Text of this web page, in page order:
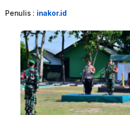
Penulis : inakor.id